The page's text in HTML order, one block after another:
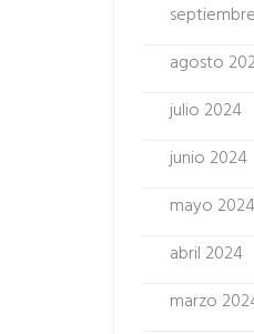
agosto
julio 2024
junio 2024
mayo 2024
abril 2024
marzo